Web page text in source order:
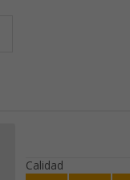
Calidad